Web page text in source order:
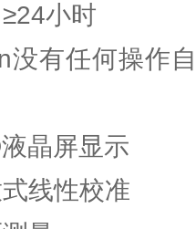
小时
没有任何操作
晶屏显示
线性校准